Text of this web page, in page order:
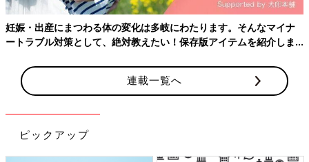
妊娠・出産にまつわる体の変化は多岐にわたります。そんなマイナ
ートラブル対策として、絶対教えたい！保存版アイテムを紹介しま
連載一覧へ
ピックアップ